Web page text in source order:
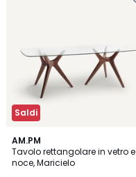
Saldi
AM.PM
Tavolo rettangolare in vetro e
noce, Maricielo
4,7
/ 5